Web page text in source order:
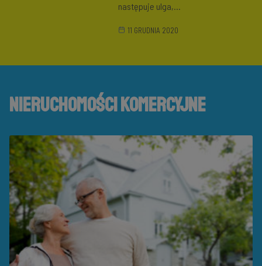
następuje ulga,...
11 GRUDNIA 2020
Nieruchomości komercyjne